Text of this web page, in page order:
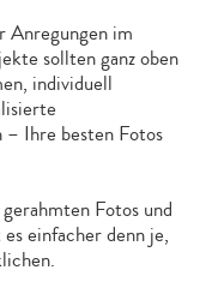
Anregungen im
sollten ganz oben
individuell
– Ihre besten Fotos
Fotos und
einfacher denn je,